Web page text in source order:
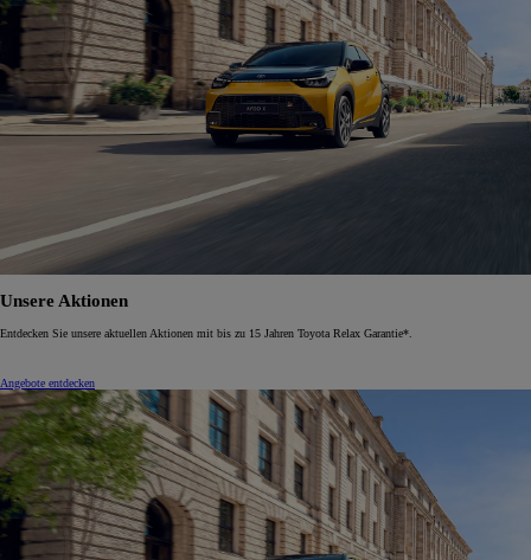
Unsere Aktionen
Entdecken Sie unsere aktuellen Aktionen mit bis zu 15 Jahren Toyota Relax Garantie*.
Angebote entdecken